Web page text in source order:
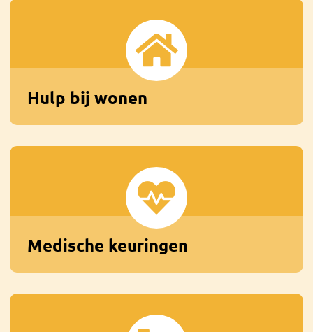
Hulp bij wonen
Medische keuringen